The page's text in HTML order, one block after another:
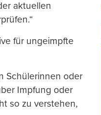
aktuellen
für ungeimpfte
Schülerinnen oder
Impfung oder
so zu verstehen,